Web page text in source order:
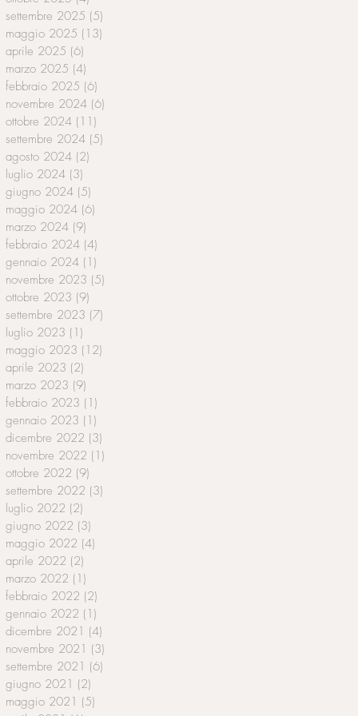
settembre 2025 (5)
maggio 2025 (13)
aprile 2025 (6)
marzo 2025 (4)
febbraio 2025 (6)
novembre 2024 (6)
ottobre 2024 (11)
settembre 2024 (5)
agosto 2024 (2)
luglio 2024 (3)
giugno 2024 (5)
maggio 2024 (6)
marzo 2024 (9)
febbraio 2024 (4)
gennaio 2024 (1)
novembre 2023 (5)
ottobre 2023 (9)
settembre 2023 (7)
luglio 2023 (1)
maggio 2023 (12)
aprile 2023 (2)
marzo 2023 (9)
febbraio 2023 (1)
gennaio 2023 (1)
dicembre 2022 (3)
novembre 2022 (1)
ottobre 2022 (9)
settembre 2022 (3)
luglio 2022 (2)
giugno 2022 (3)
maggio 2022 (4)
aprile 2022 (2)
marzo 2022 (1)
febbraio 2022 (2)
gennaio 2022 (1)
dicembre 2021 (4)
novembre 2021 (3)
settembre 2021 (6)
giugno 2021 (2)
maggio 2021 (5)